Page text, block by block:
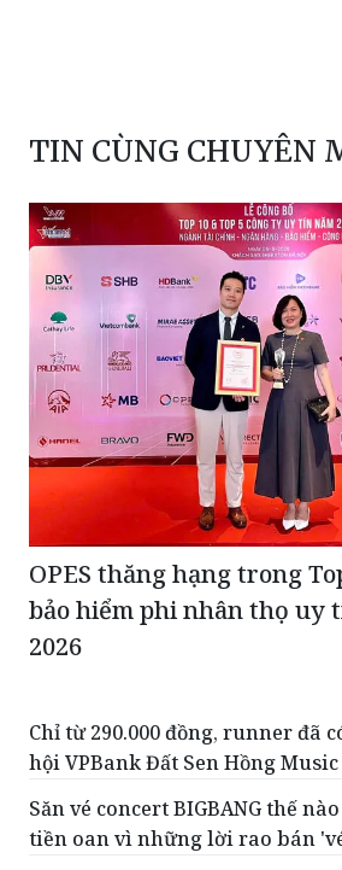
TIN CÙNG CHUYÊN
OPES thăng hạng trong
bảo hiểm phi nhân thọ uy
2026
Chỉ từ 290.000 đồng, runner đã
hội VPBank Đất Sen Hồng
Săn vé concert BIGBANG thế
tiền oan vì những lời rao bán